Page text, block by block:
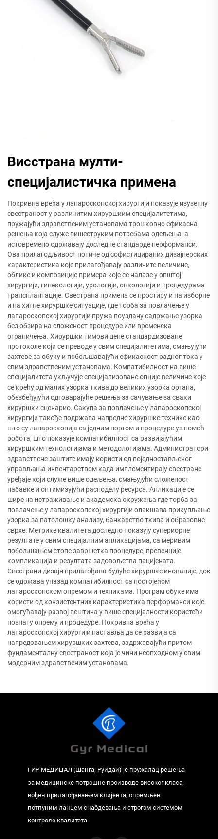
Висстрана мулти-
специјалистичка примена
Покривна врећа у лапароскопској хирургији показује изузетну
свестраност у различитим хируршким специјалитетима,
пружајући здравственим установама трошковно ефикасна
решења која служе вишеструким потребама одељења, а
истовремено одржавају доследне стандарде перформанси.
Ова прилагодљивост потиче од софистицираних дизајнерских
карактеристика које прилагођавају различите величине,
облике и композиције примера које се налазе у општој
хирургији, гинекологији, урологији, онкологији и процедурама
трансплантације. Свестрана примена се простиру и на изборне
и на хитне хируршке ситуације, где торба за повлачење у
лапароскопској хирургији пружа поуздану садржање узорка
без обзира на сложеност процедуре или временска
ограничења. Хируршки тимови цене стандардизоване
протоколе који се преводе у свим специјалитетима, смањујући
захтеве за обуку и побољшавајући ефикасност радног тока у
свим здравственим установама. Компатибилност на више
специјалитета укључује специјализоване опције величине које
се крећу од малих узорка ткива до великих узорка органа,
обезбеђујући одговарајуће решења за сачување за сваки
хируршки сценарио. Сакупа за повлачење у лапароскопској
хирургији такође подржава напредне хируршке технике као
што су лапароскопија са једним портом и процедуре уз помоћ
робота, што показује компатибилност са развијајућим
хируршким технологијама и методологијама. Администратори
здравствене заштите имају користи од поједностављеног
управљања инвентарством када имплементирају свестране
уређаје који служе више одељења, смањујући сложеност
набавке и оптимизујући расподелу ресурса. Апликације се
шире на истраживање и академска окружења где торба за
повлачење у лапароскопској хирургији олакшава прикупљање
узорка за патолошку анализу, банкарство ткива и образовне
сврхе. Метрике квалитета доследно показују супериорне
резултате у свим специјалним апликацијама, са меривим
побољшањем стопе завршетка процедуре, превенције
компликација и резултата задовољства пацијената.
Свестрани дизајн прилагођава будуће хируршке иновације, док
се одржава уназад компатибилност са постојећом
лапароскопском опремом и техникама. Програм обуке има
користи од конзистентних карактеристика перформанси које
омогућавају развој вештина у више специјалности користећи
познату опрему и процедуре. Покривна врећа у
лапароскопској хирургији наставља да се развија са
напредовањем хируршких захтева, задржавајући притом
фундаменталну свестраност која је чини неопходном у свим
модерним здравственим установама.
ГИР МЕДИЦАЛ (Шангај Руидаи) је пружалац решења
за медицинске потрошне производе високог класа,
вођен прилагођавањем клијента, опремљен
потпуним ланцем снабдевања и строгом системом
контроле квалитета.